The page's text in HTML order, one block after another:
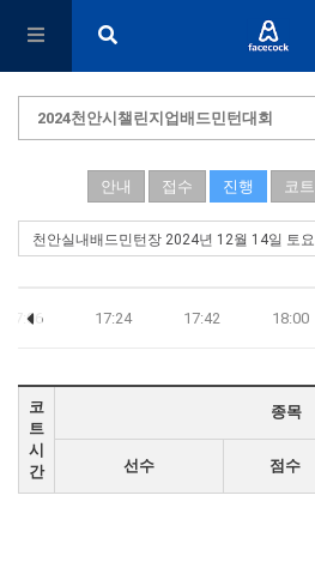
2024천안시챌린지업배드민턴대회
안내 접수 진행 코트
17:06 17:24 17:42 18:00
코
트
시
간
종목
선수 점수